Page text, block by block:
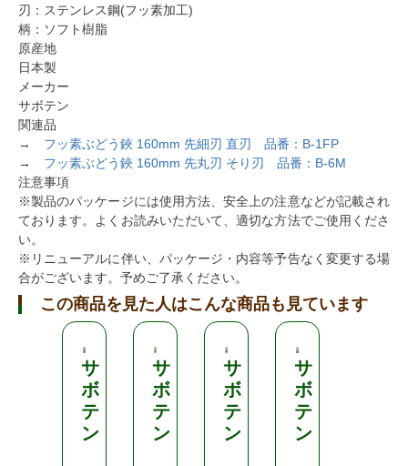
刃：ステンレス鋼(フッ素加工)
柄：ソフト樹脂
原産地
日本製
メーカー
サボテン
関連品
→ フッ素ぶどう鋏 160mm 先細刃 直刃 品番：B-1FP
→ フッ素ぶどう鋏 160mm 先丸刃 そり刃 品番：B-6M
注意事項
※製品のパッケージには使用方法、安全上の注意などが記載され
ております。よくお読みいただいて、適切な方法でご使用くださ
い。
※リニューアルに伴い、パッケージ・内容等予告なく変更する場
合がございます。予めご了承ください。
この商品を見た人はこんな商品も見ています
サ
ボ
テ
ン
サ
ボ
テ
ン
サ
ボ
テ
ン
サ
ボ
テ
ン